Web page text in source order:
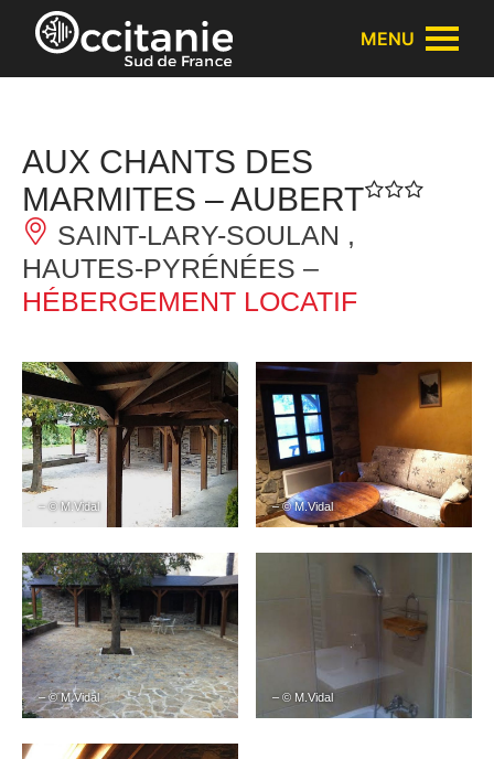
Panneau de gestion des cookies
MENU
AUX CHANTS DES
MARMITES – AUBERT
SAINT-LARY-SOULAN ,
HAUTES-PYRÉNÉES –
HÉBERGEMENT LOCATIF
– © M.Vidal – © M.Vidal
– © M.Vidal – © M.Vidal